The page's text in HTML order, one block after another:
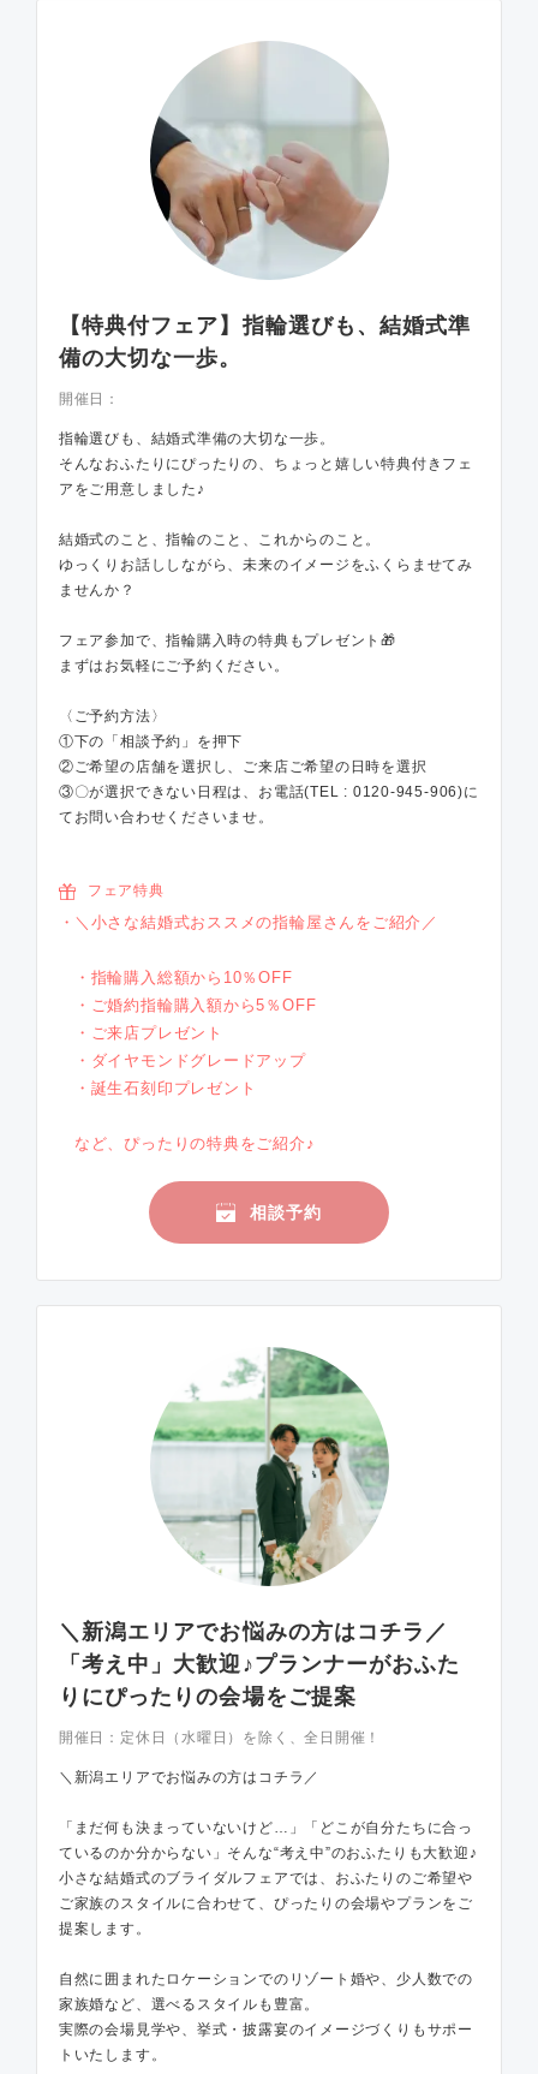
【特典付フェア】指輪選びも、結婚式準
備の大切な一歩。
開催日：
指輪選びも、結婚式準備の大切な一歩。
そんなおふたりにぴったりの、ちょっと嬉しい特典付きフェ
アをご用意しました♪
結婚式のこと、指輪のこと、これからのこと。
ゆっくりお話ししながら、未来のイメージをふくらませてみ
ませんか？
フェア参加で、指輪購入時の特典もプレゼント🎁
まずはお気軽にご予約ください。
〈ご予約方法〉
①下の「相談予約」を押下
②ご希望の店舗を選択し、ご来店ご希望の日時を選択
③〇が選択できない日程は、お電話(TEL : 0120-945-906)に
てお問い合わせくださいませ。
フェア特典
＼小さな結婚式おススメの指輪屋さんをご紹介／
・指輪購入総額から10％OFF
・ご婚約指輪購入額から5％OFF
・ご来店プレゼント
・ダイヤモンドグレードアップ
・誕生石刻印プレゼント
など、ぴったりの特典をご紹介♪
相談予約
＼新潟エリアでお悩みの方はコチラ／
「考え中」大歓迎♪プランナーがおふた
りにぴったりの会場をご提案
開催日： 定休日（水曜日）を除く、全日開催！
＼新潟エリアでお悩みの方はコチラ／
「まだ何も決まっていないけど…」「どこが自分たちに合っ
ているのか分からない」そんな“考え中”のおふたりも大歓迎♪
小さな結婚式のブライダルフェアでは、おふたりのご希望や
ご家族のスタイルに合わせて、ぴったりの会場やプランをご
提案します。
自然に囲まれたロケーションでのリゾート婚や、少人数での
家族婚など、選べるスタイルも豊富。
実際の会場見学や、挙式・披露宴のイメージづくりもサポー
トいたします。